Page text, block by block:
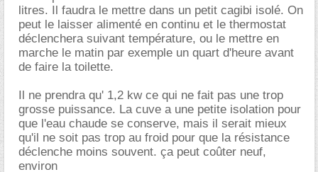
litres. Il faudra le mettre dans un petit cagibi isolé. On
peut le laisser alimenté en continu et le thermostat
déclenchera suivant température, ou le mettre en
marche le matin par exemple un quart d'heure avant
de faire la toilette.
Il ne prendra qu' 1,2 kw ce qui ne fait pas une trop
grosse puissance. La cuve a une petite isolation pour
que l'eau chaude se conserve, mais il serait mieux
qu'il ne soit pas trop au froid pour que la résistance
déclenche moins souvent. ça peut coûter neuf,
environ